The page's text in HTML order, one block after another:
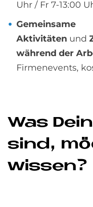
Uhr / Fr 7-13:00
Gemeinsame
Aktivitäten und
während der
Firmenevents,
Was
sind,
wis­sen?